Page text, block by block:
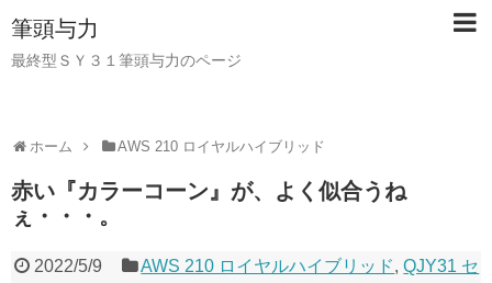
筆頭与力
最終型ＳＹ３１筆頭与力のページ
ホーム AWS 210 ロイヤルハイブリッド
赤い『カラーコーン』が、よく似合うね
ぇ・・・。
2022/5/9 AWS 210 ロイヤルハイブリッド,QJY31 セ